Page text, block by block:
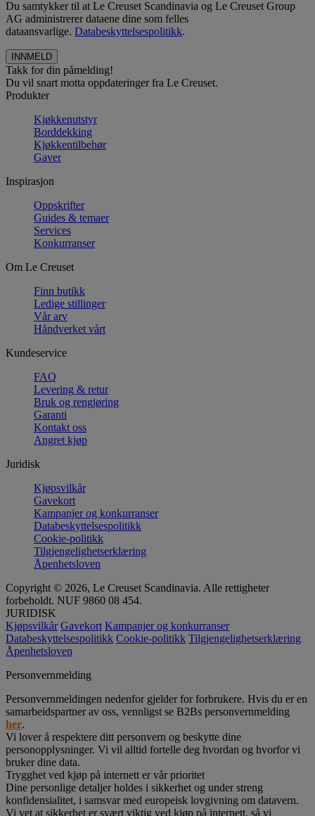
Du samtykker til at Le Creuset Scandinavia og Le Creuset Group
AG administrerer dataene dine som felles
dataansvarlige. Databeskyttelsespolitikk.
Takk for din påmelding!
Du vil snart motta oppdateringer fra Le Creuset.
Produkter
Kjøkkenutstyr
Borddekking
Kjøkkentilbehør
Gaver
Inspirasjon
Oppskrifter
Guides & temaer
Services
Konkurranser
Om Le Creuset
Finn butikk
Ledige stillinger
Vår arv
Håndverket vårt
Kundeservice
FAQ
Levering & retur
Bruk og rengjøring
Garanti
Kontakt oss
Angret kjøp
Juridisk
Kjøpsvilkår
Gavekort
Kampanjer og konkurranser
Databeskyttelsespolitikk
Cookie-politikk
Tilgjengelighetserklæring
Åpenhetsloven
Copyright © 2026, Le Creuset Scandinavia. Alle rettigheter
forbeholdt. NUF 9860 08 454.
JURIDISK
Kjøpsvilkår Gavekort Kampanjer og konkurranser
Databeskyttelsespolitikk Cookie-politikk Tilgjengelighetserklæring
Åpenhetsloven
Personvernmelding
Personvernmeldingen nedenfor gjelder for forbrukere. Hvis du er en
samarbeidspartner av oss, vennligst se B2Bs personvernmelding
her.
Vi lover å respektere ditt personvern og beskytte dine
personopplysninger. Vi vil alltid fortelle deg hvordan og hvorfor vi
bruker dine data.
Trygghet ved kjøp på internett er vår prioritet
Dine personlige detaljer holdes i sikkerhet og under streng
konfidensialitet, i samsvar med europeisk lovgivning om datavern.
Vi vet at sikkerhet er svært viktig ved kjøp på internett, så vi